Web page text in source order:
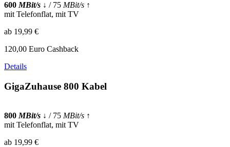
600 MBit/s ↓ / 75 MBit/s ↑
mit Telefonflat, mit TV
ab 19,99 €
120,00 Euro Cashback
Details
GigaZuhause 800 Kabel
800 MBit/s ↓ / 75 MBit/s ↑
mit Telefonflat, mit TV
ab 19,99 €